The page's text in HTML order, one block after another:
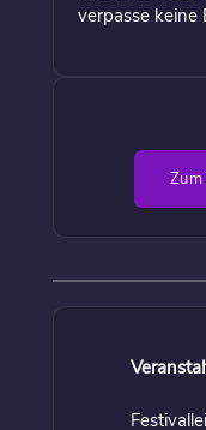
verpasse keine